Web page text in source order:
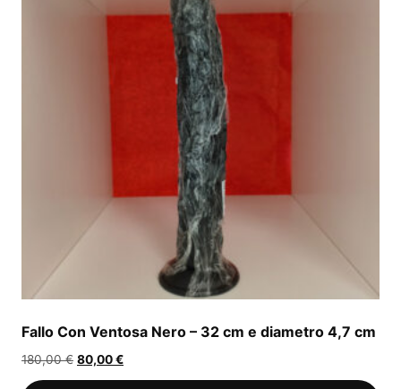
Fallo Con Ventosa Nero – 32 cm e diametro 4,7 cm
180,00€ Il
prezzo
80,00€Il
prezzo